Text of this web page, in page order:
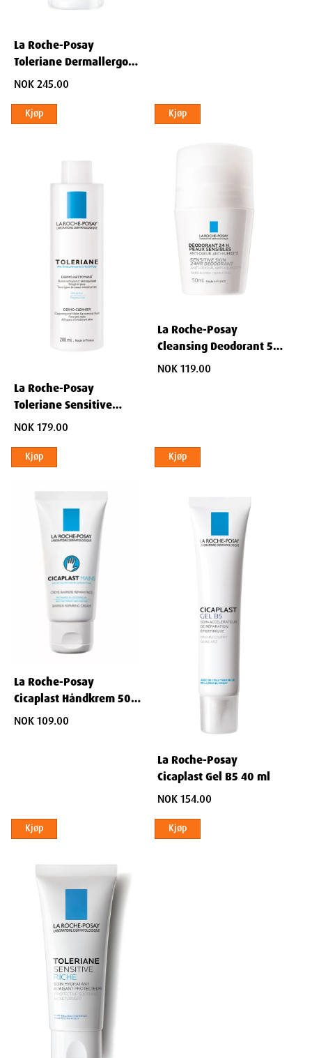
La Roche-Posay
Toleriane Dermallergo
Cream 40 ml
NOK 245.00
Kjøp Kjøp
La Roche-Posay
Toleriane Sensitive
Cleansing Lotion 200 ml
NOK 179.00
Kjøp
La Roche-Posay
Cleansing Deodorant 50
ml
NOK 119.00
Kjøp
La Roche-Posay
Cicaplast Håndkrem 50
ml
NOK 109.00
Kjøp
La Roche-Posay
Cicaplast Gel B5 40 ml
NOK 154.00
Kjøp